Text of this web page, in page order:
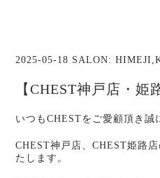
2025-05-18 SALON:HIMEJI ,
【CHEST神戸店・姫
いつもCHESTをご愛顧頂き誠
CHEST神戸店、CHEST姫路
たします。